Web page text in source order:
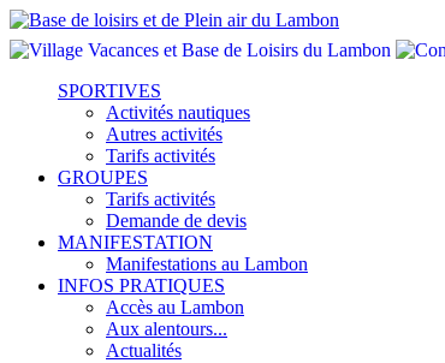
SPORTIVES
Activités nautiques
Autres activités
Tarifs activités
GROUPES
Tarifs activités
Demande de devis
MANIFESTATION
Manifestations au Lambon
INFOS PRATIQUES
Accès au Lambon
Aux alentours...
Actualités